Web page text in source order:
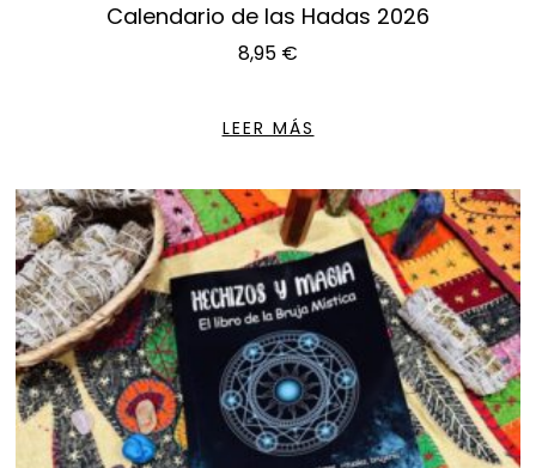
Calendario de las Hadas 2026
8,95 €
LEER MÁS